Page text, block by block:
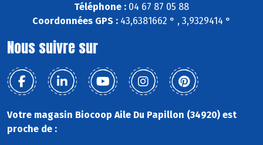
Téléphone : 04 67 87 05 88
Coordonnées GPS : 43,6381662 ° , 3,9329414 °
Nous suivre sur
Votre magasin Biocoop Aile Du Papillon (34920) est
proche de :